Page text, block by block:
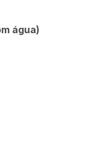
água)